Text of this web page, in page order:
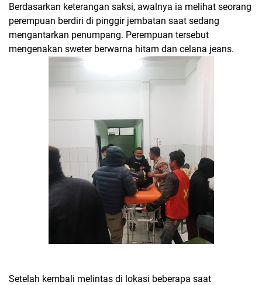
Berdasarkan keterangan saksi, awalnya ia melihat seorang
perempuan berdiri di pinggir jembatan saat sedang
mengantarkan penumpang. Perempuan tersebut
mengenakan sweter berwarna hitam dan celana jeans.
Setelah kembali melintas di lokasi beberapa saat